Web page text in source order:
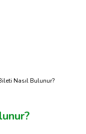
Nasıl Bulunur?